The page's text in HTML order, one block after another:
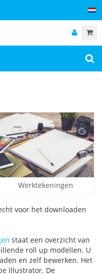
Werktekeningen
voor het downloaden
staat een overzicht van
roll up modellen. U
en zelf bewerken. Het
Illustrator. De